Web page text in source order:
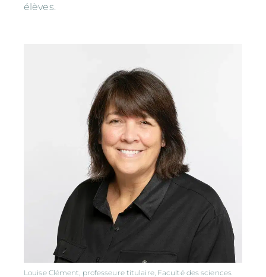
élèves.
Louise Clément, professeure titulaire, Faculté des sciences